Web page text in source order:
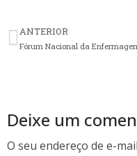
e
b
k
itt
er e
ANTERIOR
Deixe um
O seu endereço de e-